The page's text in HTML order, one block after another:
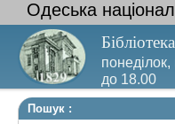
Одеська
до 18.00
Вихідний
Пошук :